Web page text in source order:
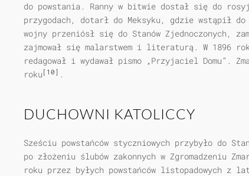
do powstania. Ranny w bitwie dostał się do
przygodach, dotarł do Meksyku, gdzie wstąpił
wojny przeniósł się do Stanów Zjednoczonych,
zajmował się malarstwem i literaturą. W 1896
redagował i wydawał pismo „Przyjaciel Domu”.
roku [10] .
DUCHOWNI KATOLICCY
Sześciu powstańców styczniowych przybyło do
po złożeniu ślubów zakonnych w Zgromadzeniu
roku przez byłych powstańców listopadowych z